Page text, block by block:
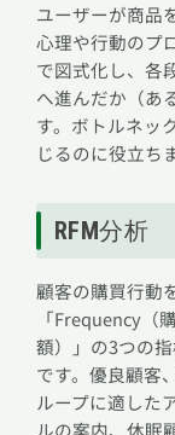
ユーザーが商品
心理や行動のプ
で図式化し、各
へ進んだか（あ
す。ボトルネッ
じるのに役立ち
RFM分析
顧客の購買行動
「Frequency（
額）」の3つの
です。優良顧客
ループに適した
ルの案内、休眠